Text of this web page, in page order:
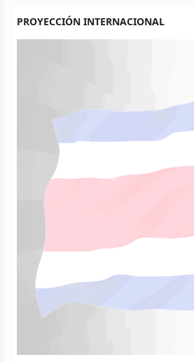
PROYECCIÓN INTERNACIONAL